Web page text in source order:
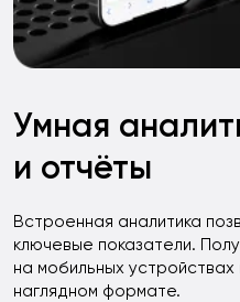
Умная
и отчёты
Встроенная аналитика
ключевые показатели.
на мобильных
наглядном формате.